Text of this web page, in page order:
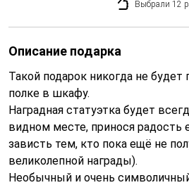
Выбрали 12
Описание подарка
Такой подарок никогда не будет
полке в шкафу.
Наградная статуэтка будет
видном месте, принося радость
зависть тем, кто пока ещё не
великолепной награды).
Необычный и очень